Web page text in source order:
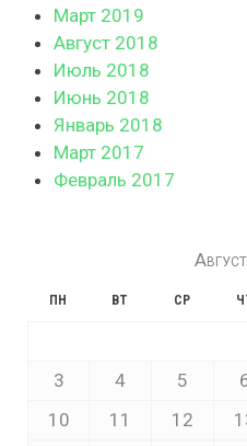
Март 2019
Август 2018
Июль 2018
Июнь 2018
Январь 2018
Март 2017
Февраль 2017
ПН ВТ СР
3
4 5
10
11 12